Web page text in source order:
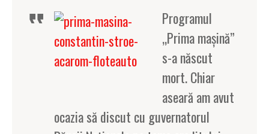
Programul
„Prima maşină”
s-a născut
mort. Chiar
aseară am avut
ocazia să discut cu guvernatorul